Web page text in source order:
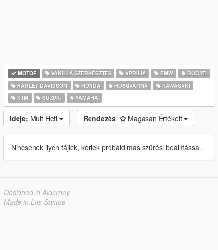
MOTOR VANILLA SZERKESZTÉS APRILIA BMW
DUCATI
HARLEY DAVIDSON
HONDA HUSQVARNA
KAWASAKI
KTM
SUZUKI YAMAHA
Ideje: Múlt Heti Rendezés Magasan Értékelt
Nincsenek ilyen fájlok, kérlek próbáld más szűrési beállítással.
Designed in Alderney
Made in Los Santos